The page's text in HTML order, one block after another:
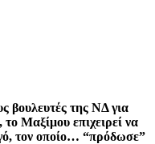
βουλευτές της ΝΔ για
το Μαξίμου επιχειρεί να
τον οποίο… “πρόδωσε”